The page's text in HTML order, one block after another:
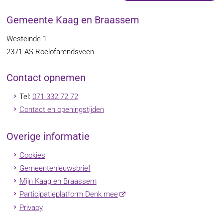
Gemeente Kaag en Braassem
Westeinde 1
2371 AS Roelofarendsveen
Contact opnemen
Tel: 071 332 72 72
Contact en openingstijden
Overige informatie
Cookies
Gemeentenieuwsbrief
Mijn Kaag en Braassem
Participatieplatform Denk mee
Privacy